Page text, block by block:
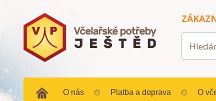
O nás Platba a doprava O